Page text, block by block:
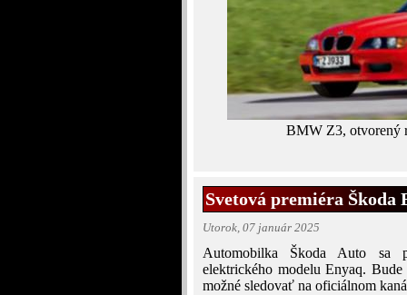
BMW Z3, otvorený
Svetová premiéra Škoda
Utorok, 07 január 2025
Automobilka Škoda Auto sa
elektrického modelu Enyaq.
možné sledovať na oficiálnom